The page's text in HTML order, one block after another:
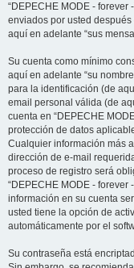
“DEPECHE MODE - forever
enviados por usted
aquí en adelante “sus
Su cuenta como mínimo
aquí en adelante “su
para la identificación (de
email personal válida (de
cuenta en “DEPECHE
protección de datos
Cualquier información más
dirección de e-mail
proceso de registro será
“DEPECHE MODE -
información en su cuenta
usted tiene la opción de
automáticamente por el
Su contraseña está